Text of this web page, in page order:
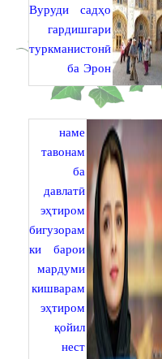
Вуруди садҳо
гардишгари
туркманистонӣ
ба Эрон
наме
тавонам
ба
давлатӣ
эҳтиром
бигузорам
ки барои
мардуми
кишварам
эҳтиром
қойил
нест